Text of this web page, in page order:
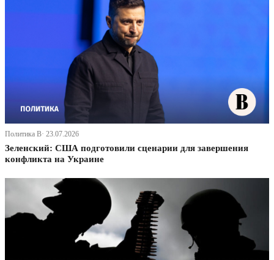
Политика В· 23.07.2026
Зеленский: США подготовили сценарии для завершения
конфликта на Украине